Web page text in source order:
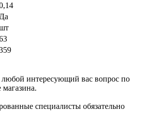
любой интересующий вас вопрос по
магазина.
специалисты обязательно